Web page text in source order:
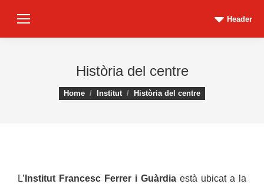
Header
Història del centre
You are here:
Home Institut Història del centre
L’ Institut Francesc Ferrer i Guàrdia està ubicat a la